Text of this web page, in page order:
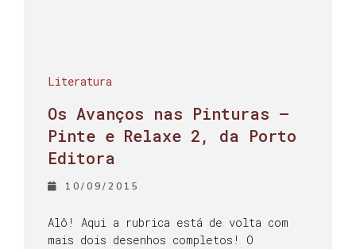
Literatura
Os Avanços nas Pinturas –
Pinte e Relaxe 2, da Porto
Editora
10/09/2015
Alô! Aqui a rubrica está de volta com
mais dois desenhos completos! O